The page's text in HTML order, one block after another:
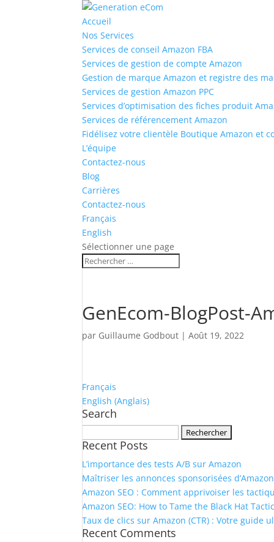
Accueil
Nos Services
Services de conseil Amazon FBA
Services de gestion de compte Amazon
Gestion de marque Amazon et registre des
Services de gestion Amazon PPC
Services d’optimisation des fiches produit
Services de référencement Amazon
Fidélisez votre clientèle Boutique Amazon et
L’équipe
Contactez-nous
Blog
Carrières
Contactez-nous
Français
English
Sélectionner une page
GenEcom-BlogPost-
par Guillaume Godbout |Août 19, 2022
Français
English (Anglais)
Search
Recent Posts
L’importance des tests A/B sur Amazon
Maîtriser les annonces sponsorisées
Amazon SEO : Comment apprivoiser les
Amazon SEO: How to Tame the Black Hat
Taux de clics sur Amazon (CTR) : Votre guide
Recent Comments